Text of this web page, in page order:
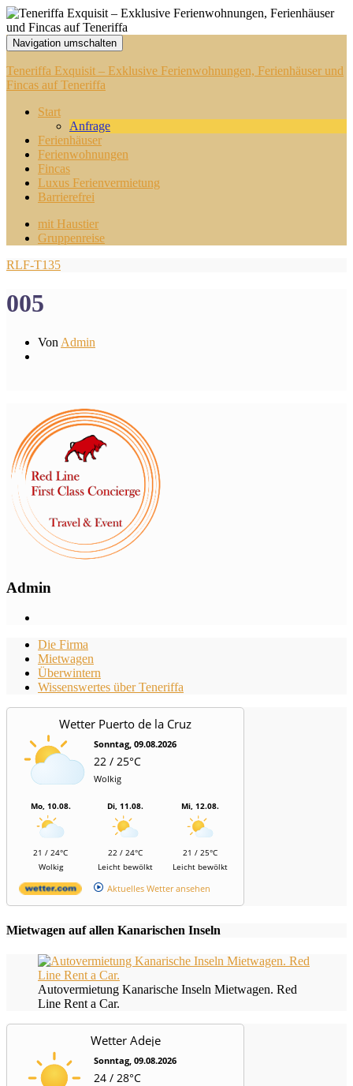
Navigation umschalten
Teneriffa Exquisit – Exklusive Ferienwohnungen, Ferienhäuser und
Fincas auf Teneriffa
Start
Anfrage
Ferienhäuser
Ferienwohnungen
Fincas
Luxus Ferienvermietung
Barrierefrei
mit Haustier
Gruppenreise
RLF-T135
005
Von Admin
Admin
Die Firma
Mietwagen
Überwintern
Wissenswertes über Teneriffa
Wetter Puerto de la Cruz
Sonntag, 09.08.2026
22 / 25°C
Wolkig
Mo, 10.08.
21 / 24°C
Wolkig
Di, 11.08.
22 / 24°C
Leicht bewölkt
Mi, 12.08.
21 / 25°C
Leicht bewölkt
Aktuelles Wetter ansehen
Mietwagen auf allen Kanarischen Inseln
Autovermietung Kanarische Inseln Mietwagen. Red
Line Rent a Car.
Wetter Adeje
Sonntag, 09.08.2026
24 / 28°C